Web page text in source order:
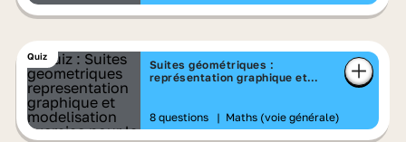
Quiz
Suites géométriques :
représentation graphique et
8 questions
| Maths (voie générale)